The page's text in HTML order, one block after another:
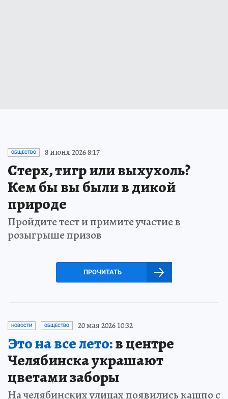
ОБЩЕСТВО 8 июня 2026 8:17
Стерх, тигр или выхухоль?
Кем бы вы были в дикой
природе
Пройдите тест и примите участие в
розыгрыше призов
ПРОЧИТАТЬ
НОВОСТИ ОБЩЕСТВО 20 мая 2026 10:32
Это на все лето:в центре
Челябинска украшают
цветами заборы
На челябинских улицах появились кашпо с